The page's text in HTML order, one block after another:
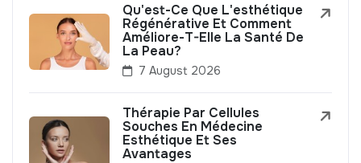
Qu'est-Ce Que L'esthétique
Régénérative Et Comment
Améliore-T-Elle La Santé De
La Peau?
7 August 2026
Thérapie Par Cellules
Souches En Médecine
Esthétique Et Ses
Avantages